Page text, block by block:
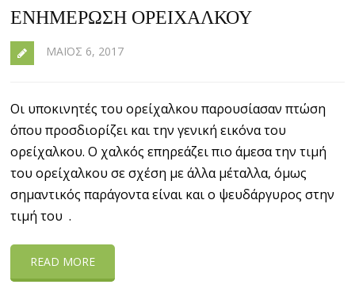
ΕΝΗΜΕΡΩΣΗ ΟΡΕΙΧΑΛΚΟΥ
ΜΆΙΟΣ 6, 2017
Οι υποκινητές του ορείχαλκου παρουσίασαν πτώση
όπου προσδιορίζει και την γενική εικόνα του
ορείχαλκου. Ο χαλκός επηρεάζει πιο άμεσα την τιμή
του ορείχαλκου σε σχέση με άλλα μέταλλα, όμως
σημαντικός παράγοντα είναι και ο ψευδάργυρος στην
τιμή του .
READ MORE